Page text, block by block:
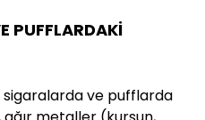
PUFFLARDAKİ
sigaralarda ve pufflarda